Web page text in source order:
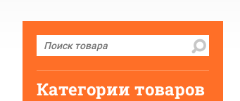
Категории товаров